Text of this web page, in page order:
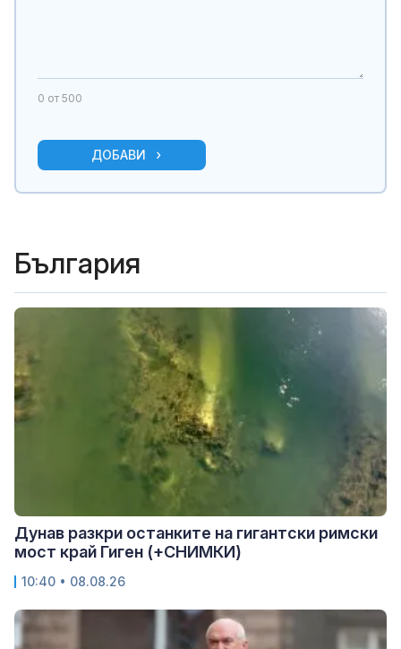
0 от 500
ДОБАВИ
България
Дунав разкри останките на гигантски римски
мост край Гиген (+СНИМКИ)
10:40 • 08.08.26